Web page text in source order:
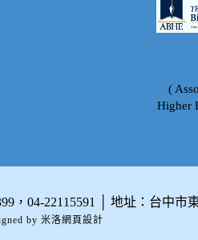
(
Higher
，04-22115591 │ 地址：台中市
by 米洛網頁設計